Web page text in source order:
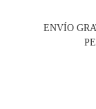
ENVÍO